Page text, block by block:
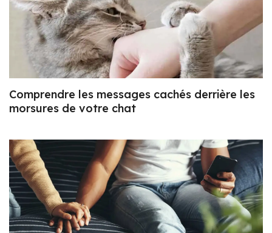
Comprendre les messages cachés derrière les
morsures de votre chat